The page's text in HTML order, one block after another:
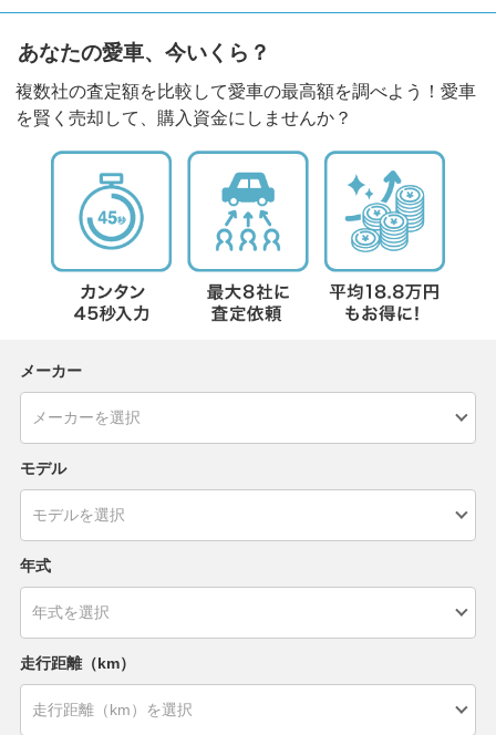
あなたの愛車、今いくら？
複数社の査定額を比較して愛車の最高額を調べよう！愛車
を賢く売却して、購入資金にしませんか？
メーカー
モデル
年式
走行距離（km）